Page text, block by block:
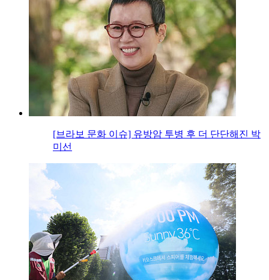
[브라보 문화 이슈] 유방암 투병 후 더 단단해진 박
미선